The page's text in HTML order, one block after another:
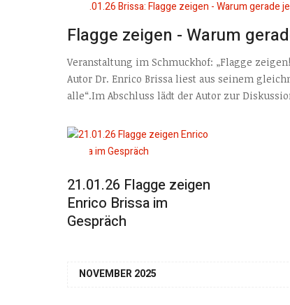
Flagge zeigen - Warum
Veranstaltung im Schmuckhof: „Flagge
Autor Dr. Enrico Brissa liest aus seinem
alle“.Im Abschluss lädt der Autor zur
21.01.26 Flagge zeigen
Enrico Brissa im
Gespräch
NOVEMBER 2025